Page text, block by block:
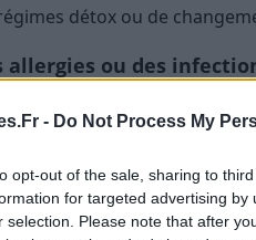
- Do Not Process My
opt-out of the sale, sharing to
for targeted advertising
selection. Please note that after
détox ou de
ou des
de nigelle peut aider à
gouttes dans un bol
la congestion nasale lors